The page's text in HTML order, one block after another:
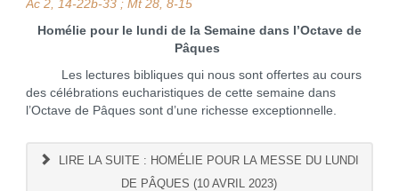
Ac 2, 14-22b-33 ; Mt 28, 8-15
Homélie pour le lundi de la Semaine dans l’Octave de
Pâques
Les lectures bibliques qui nous sont offertes au cours
des célébrations eucharistiques de cette semaine dans
l’Octave de Pâques sont d’une richesse exceptionnelle.
LIRE LA SUITE : HOMÉLIE POUR LA MESSE DU LUNDI
DE PÂQUES (10 AVRIL 2023)